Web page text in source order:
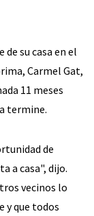
su casa en el
Carmel Gat,
11 meses
termine.
de
a casa", dijo.
vecinos lo
y que todos